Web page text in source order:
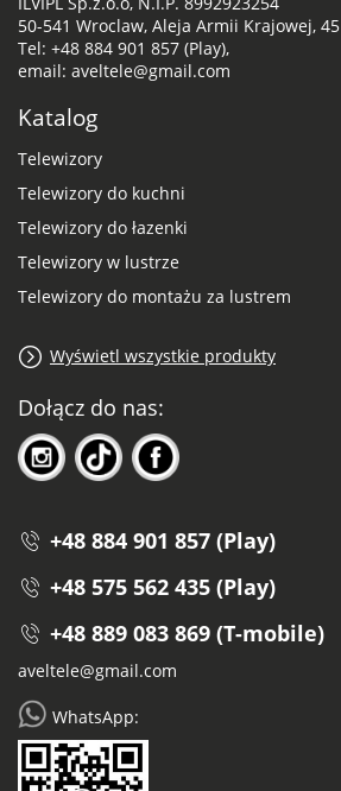
50-541 Wroclaw, Aleja Armii Krajowej, 45
Tel: +48 884 901 857 (Play),
email: aveltele@gmail.com
Katalog
Telewizory
Telewizory do kuchni
Telewizory do łazenki
Telewizory w lustrze
Telewizory do montażu za lustrem
Wyświetl wszystkie produkty
Dołącz do nas:
+48 884 901 857 (Play)
+48 575 562 435 (Play)
+48 889 083 869 (T-mobile)
aveltele@gmail.com
WhatsApp: